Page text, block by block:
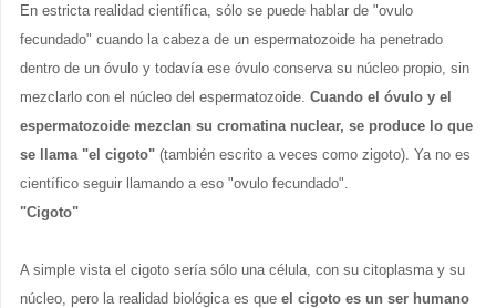
En estricta realidad científica, sólo se puede hablar de "ovulo
fecundado" cuando la cabeza de un espermatozoide ha penetrado
dentro de un óvulo y todavía ese óvulo conserva su núcleo propio, sin
mezclarlo con el núcleo del espermatozoide. Cuando el óvulo y el
espermatozoide mezclan su cromatina nuclear, se produce lo que
se llama "el cigoto" (también escrito a veces como zigoto). Ya no es
científico seguir llamando a eso "ovulo fecundado".
"Cigoto"
A simple vista el cigoto sería sólo una célula, con su citoplasma y su
núcleo, pero la realidad biológica es que el cigoto es un ser humano